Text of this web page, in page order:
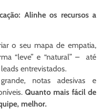
Alinhe os recursos a
o seu mapa de empatia,
“leve” e “natural” – até
entrevistados.
notas adesivas e
Quanto mais fácil de
melhor.